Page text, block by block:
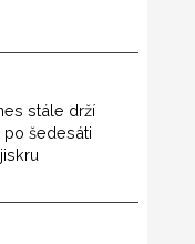
stále drží
po šedesáti